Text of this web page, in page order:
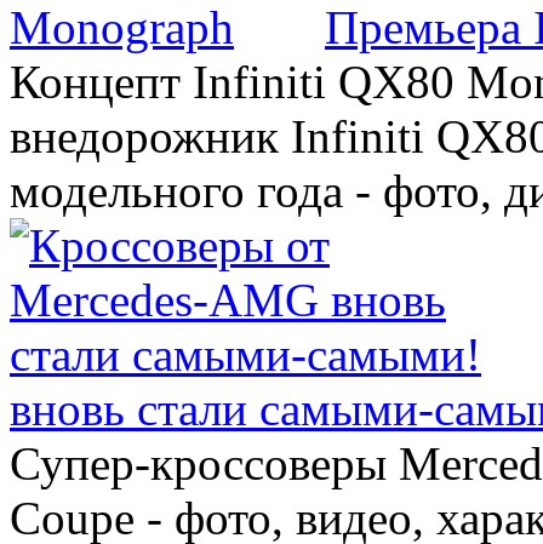
Премьера
Концепт Infiniti QX80
внедорожник Infiniti
модельного года - фото,
вновь стали самыми-
Супер-кроссоверы
Coupe - фото, видео,